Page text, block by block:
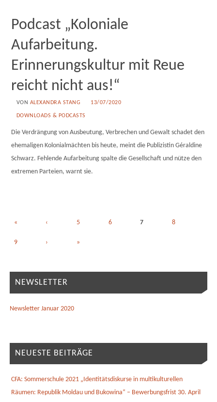
Podcast „Koloniale
Aufarbeitung.
Erinnerungskultur mit Reue
reicht nicht aus!“
VON ALEXANDRA STANG 13/07/2020
DOWNLOADS & PODCASTS
Die Verdrängung von Ausbeutung, Verbrechen und Gewalt schadet den
ehemaligen Kolonialmächten bis heute, meint die Publizistin Géraldine
Schwarz. Fehlende Aufarbeitung spalte die Gesellschaft und nütze den
extremen Parteien, warnt sie.
« ‹ 5 6 7 8
9 › »
NEWSLETTER
Newsletter Januar 2020
NEUESTE BEITRÄGE
CFA: Sommerschule 2021 „Identitätsdiskurse in multikulturellen
Räumen: Republik Moldau und Bukowina“ – Bewerbungsfrist 30. April